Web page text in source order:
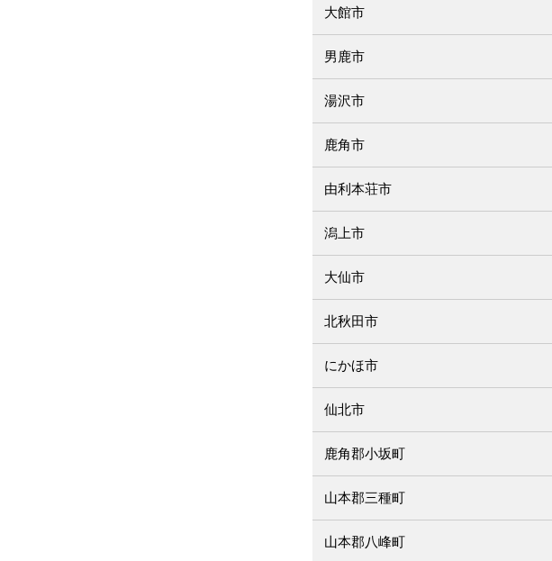
大館市
男鹿市
湯沢市
鹿角市
由利本荘市
潟上市
大仙市
北秋田市
にかほ市
仙北市
鹿角郡小坂町
山本郡三種町
山本郡八峰町